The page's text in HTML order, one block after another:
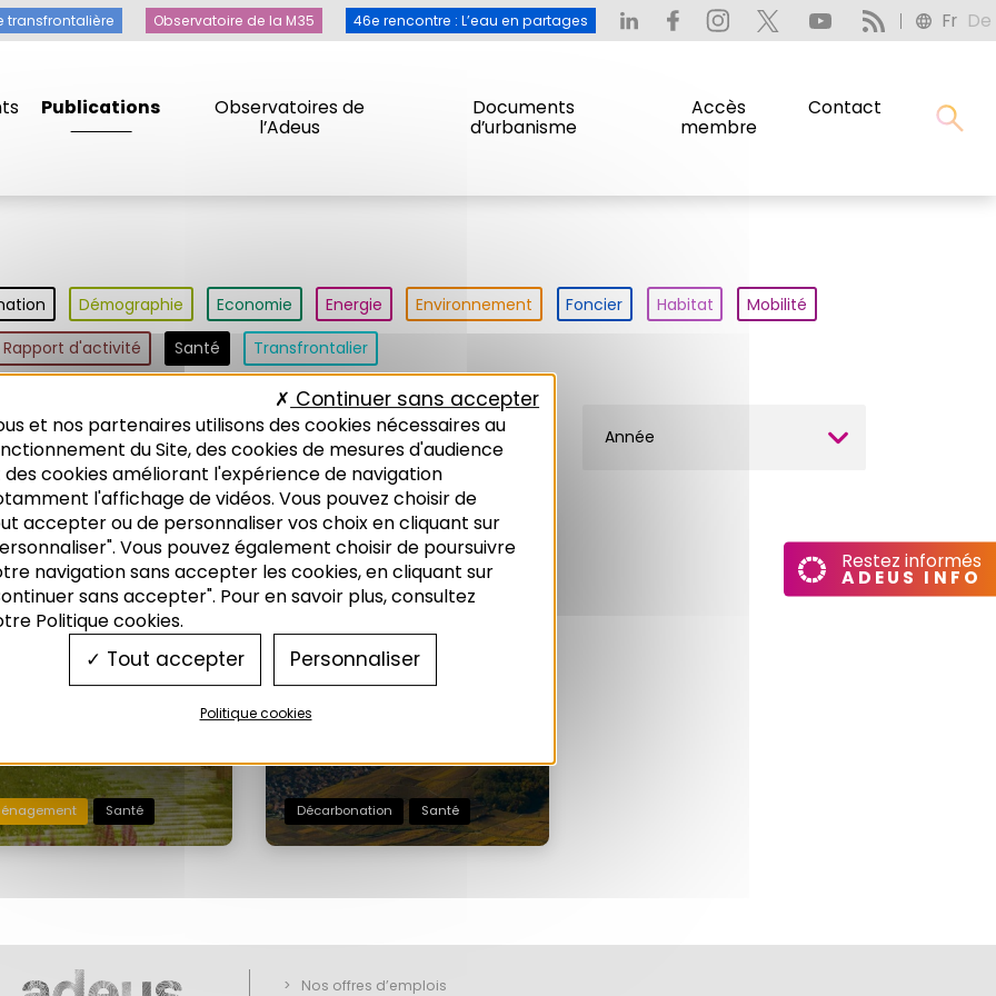
Publications
Observatoires de
l’Adeus
Documents
d’urbanisme
Accès
membre
Contact
transfrontalière Observatoire de la M35 46e rencontre : L’eau en partages Fr De
Démographie Economie Energie Environnement Foncier Habitat
Mobilité
Rapport d'activité Santé Transfrontalier
clés Types de publication Année
& AMÉNAGEMENT
TERRITOIRE
& aménagement du territoire :
à construire, des leviers
Santé
NOTE DE L'ADEUS N°354
Le réchauffement climatique en
Alsace : des années 50 à aujourd’hui
02/2026
Décarbonation Santé
Nos offres d’emplois
Restez informés
ADEUS INFO
et nos partenaires utilisons des cookies nécessaires au
du Site, des cookies de mesures d'audience
cookies améliorant l'expérience de navigation
l'affichage de vidéos. Vous pouvez choisir de
accepter ou de personnaliser vos choix en cliquant sur
Vous pouvez également choisir de poursuivre
navigation sans accepter les cookies, en cliquant sur
sans accepter". Pour en savoir plus, consultez
Politique cookies.
Tout accepter
Continuer sans accepter
Personnaliser
Politique cookies